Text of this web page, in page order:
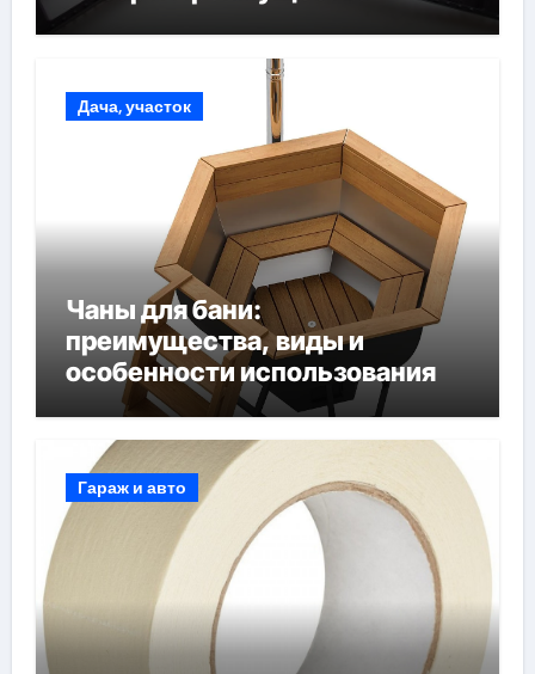
Дача, участок
Чаны для бани:
преимущества, виды и
особенности использования
Гараж и авто